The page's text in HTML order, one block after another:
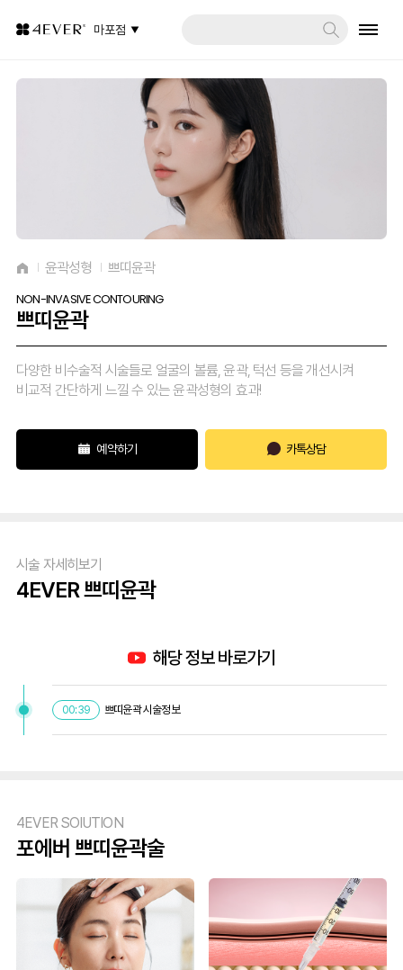
마포점
윤곽성형 쁘띠윤곽
NON-INVASIVE CONTOURING
쁘띠윤곽
다양한 비수술적 시술들로 얼굴의 볼륨, 윤곽, 턱선 등을 개선시켜
비교적 간단하게 느낄 수 있는 윤곽성형의 효과!
예약하기 카톡상담
시술 자세히보기
4EVER 쁘띠윤곽
해당 정보 바로가기
00:39 쁘띠윤곽 시술정보
4EVER SOlUTION
포에버 쁘띠윤곽술